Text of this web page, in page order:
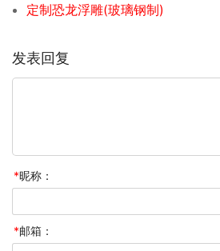
定制恐龙浮雕(玻璃钢制)
发表回复
*昵称：
*邮箱：